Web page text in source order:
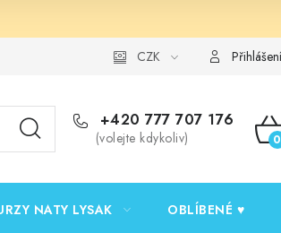
Podmínky ochrany osobních údajů
CZK Přihlášení
+420 777 707 176
(volejte kdykoliv)
NATY LYSAK OBLÍBENÉ ♥️